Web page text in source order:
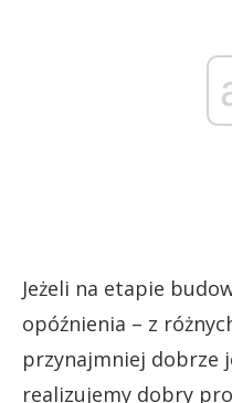
Jeżeli na etapie
opóźnienia – z
przynajmniej dobrze
realizujemy dobry